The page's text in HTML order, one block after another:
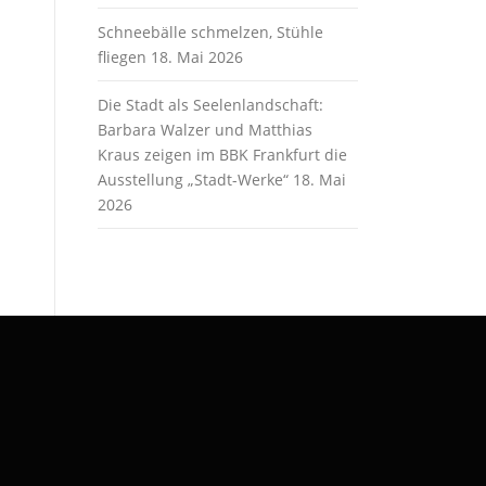
Schneebälle schmelzen, Stühle
fliegen 18. Mai 2026
Die Stadt als Seelenlandschaft:
Barbara Walzer und Matthias
Kraus zeigen im BBK Frankfurt die
Ausstellung „Stadt-Werke“ 18. Mai
2026